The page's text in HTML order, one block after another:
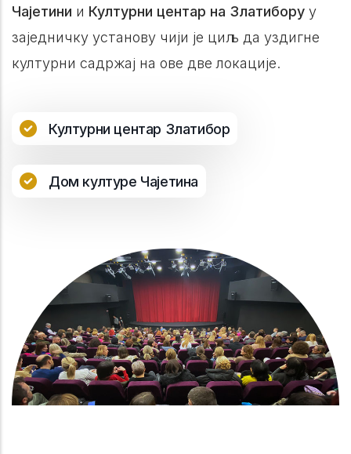
Чајетини и Културни центар на Златибору у
заједничку установу чији је циљ да уздигне
културни садржај на ове две локације.
Културни центар Златибор
Дом културе Чајетина